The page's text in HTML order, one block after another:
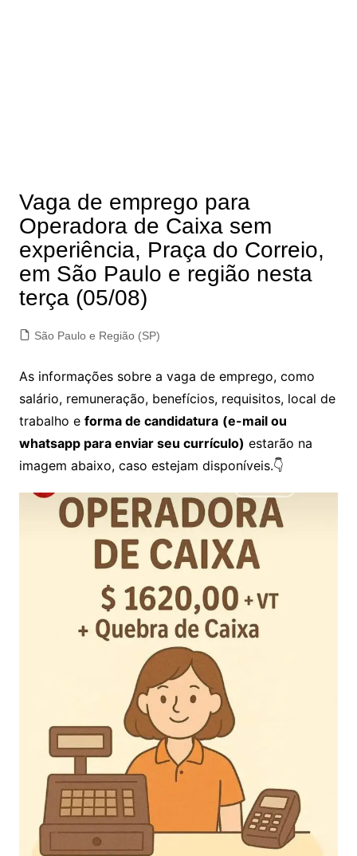
Vaga de emprego para
Operadora de Caixa sem
experiência, Praça do Correio,
em São Paulo e região nesta
terça (05/08)
São Paulo e Região (SP)
As informações sobre a vaga de emprego, como
salário, remuneração, benefícios, requisitos, local de
trabalho e forma de candidatura (e-mail ou
whatsapp para enviar seu currículo) estarão na
imagem abaixo, caso estejam disponíveis.👇